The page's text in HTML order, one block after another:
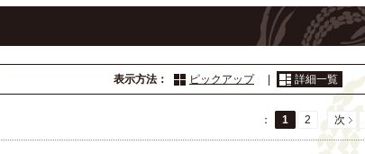
表示方法： ピックアップ 詳細一覧
： 1 2 次